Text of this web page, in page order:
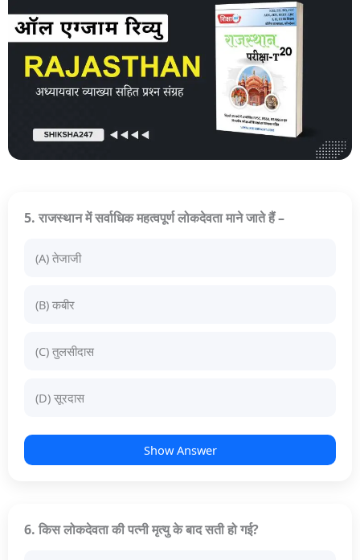
5. राजस्थान में सर्वाधिक महत्वपूर्ण लोकदेवता माने जाते हैं –
(A) तेजाजी
(B) कबीर
(C) तुलसीदास
(D) सूरदास
Show Answer
6. किस लोकदेवता की पत्नी मृत्यु के बाद सती हो गई?